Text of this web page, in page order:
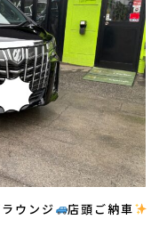
ウンジ
店頭ご納車